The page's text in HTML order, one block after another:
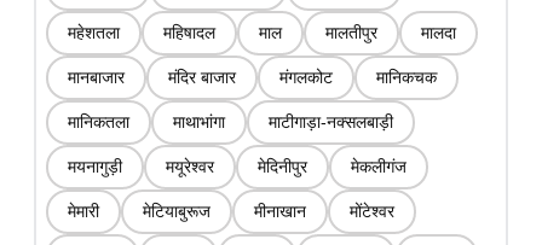
महेशतला महिषादल माल मालतीपुर मालदा
मानबाजार मंदिर बाजार मंगलकोट मानिकचक
मानिकतला माथाभांगा माटीगाड़ा-नक्सलबाड़ी
मयनागुड़ी मयूरेश्वर मेदिनीपुर मेकलीगंज
मेमारी मेटियाबुरूज मीनाखान मोंटेश्वर